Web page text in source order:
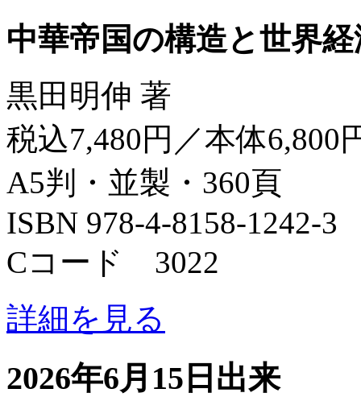
中華帝国の構造と世界
黒田明伸 著
税込7,480円／本体6,800
A5判・並製・360頁
ISBN 978-4-8158-1242-3
Cコード 3022
詳細を見る
2026年6月15日出来